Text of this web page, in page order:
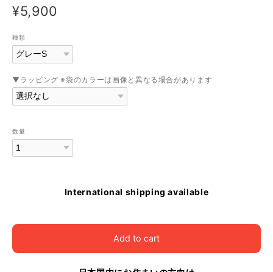
¥5,900
種類
▼ラッピング ※袋のカラーは画像と異なる場合があります
数量
International shipping available
Add to cart